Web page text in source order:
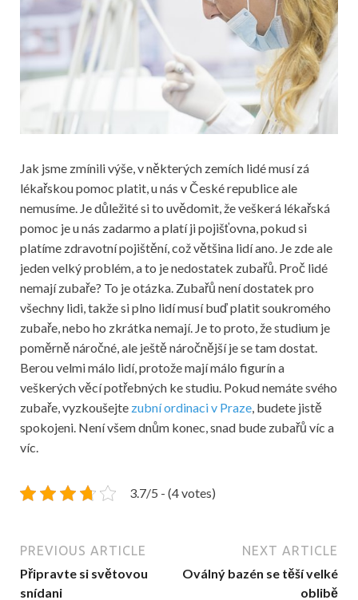
Jak jsme zmínili výše, v některých zemích lidé musí zá
lékařskou pomoc platit, u nás v České republice ale
nemusíme. Je důležité si to uvědomit, že veškerá lékařská
pomoc je u nás zadarmo a platí ji pojišťovna, pokud si
platíme zdravotní pojištění, což většina lidí ano. Je zde ale
jeden velký problém, a to je nedostatek zubařů. Proč lidé
nemají zubaře? To je otázka. Zubařů není dostatek pro
všechny lidi, takže si plno lidí musí buď platit soukromého
zubaře, nebo ho zkrátka nemají. Je to proto, že studium je
poměrně náročné, ale ještě náročnější je se tam dostat.
Berou velmi málo lidí, protože mají málo figurín a
veškerých věcí potřebných ke studiu. Pokud nemáte svého
zubaře, vyzkoušejte zubní ordinaci v Praze, budete jistě
spokojeni. Není všem dnům konec, snad bude zubařů víc a
víc.
3.7/5 - (4 votes)
PREVIOUS ARTICLE
Připravte si světovou
snídani
NEXT ARTICLE
Oválný bazén se těší velké
oblibě